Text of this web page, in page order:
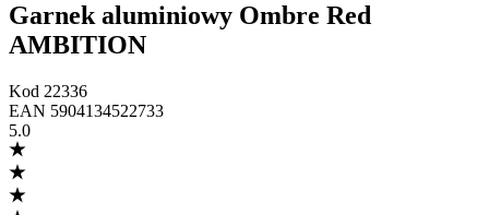
Garnek aluminiowy Ombre Red
AMBITION
Kod 22336
EAN 5904134522733
5.0